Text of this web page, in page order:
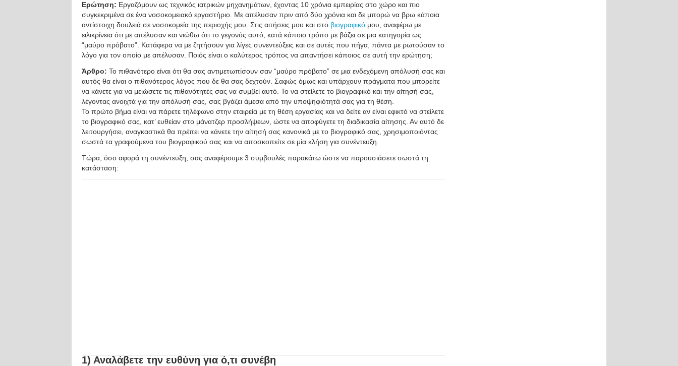
Ερώτηση: Εργαζόμουν ως τεχνικός ιατρικών μηχανημάτων, έχοντας 10 χρόνια εμπειρίας στο χώρο και πιο
συγκεκριμένα σε ένα νοσοκομειακό εργαστήριο. Με απέλυσαν πριν από δύο χρόνια και δε μπορώ να βρω κάποια
αντίστοιχη δουλειά σε νοσοκομεία της περιοχής μου. Στις αιτήσεις μου και στο βιογραφικό μου, αναφέρω με
ειλικρίνεια ότι με απέλυσαν και νιώθω ότι το γεγονός αυτό, κατά κάποιο τρόπο με βάζει σε μια κατηγορία ως
“μαύρο πρόβατο”. Κατάφερα να με ζητήσουν για λίγες συνεντεύξεις και σε αυτές που πήγα, πάντα με ρωτούσαν το
λόγο για τον οποίο με απέλυσαν. Ποιός είναι ο καλύτερος τρόπος να απαντήσει κάποιος σε αυτή την ερώτηση;
Άρθρο: Το πιθανότερο είναι ότι θα σας αντιμετωπίσουν σαν “μαύρο πρόβατο” σε μια ενδεχόμενη απόλυσή σας και
αυτός θα είναι ο πιθανότερος λόγος που δε θα σας δεχτούν. Σαφώς όμως και υπάρχουν πράγματα που μπορείτε
να κάνετε για να μειώσετε τις πιθανότητές σας να συμβεί αυτό. Το να στείλετε το βιογραφικό και την αίτησή σας,
λέγοντας ανοιχτά για την απόλυσή σας, σας βγάζει άμεσα από την υποψηφιότητά σας για τη θέση.
Το πρώτο βήμα είναι να πάρετε τηλέφωνο στην εταιρεία με τη θέση εργασίας και να δείτε αν είναι εφικτό να στείλετε
το βιογραφικό σας, κατ’ ευθείαν στο μάνατζερ προσλήψεων, ώστε να αποφύγετε τη διαδικασία αίτησης. Αν αυτό δε
λειτουργήσει, αναγκαστικά θα πρέπει να κάνετε την αίτησή σας κανονικά με το βιογραφικό σας, χρησιμοποιόντας
σωστά τα γραφούμενα του βιογραφικού σας και να αποσκοπείτε σε μία κλήση για συνέντευξη.
Τώρα, όσο αφορά τη συνέντευξη, σας αναφέρουμε 3 συμβουλές παρακάτω ώστε να παρουσιάσετε σωστά τη
κατάσταση:
1) Αναλάβετε την ευθύνη για ό,τι συνέβη